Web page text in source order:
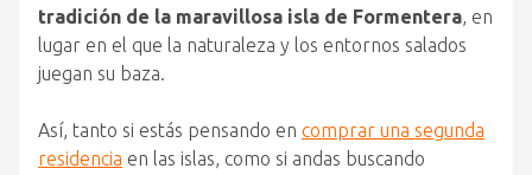
tradición de la maravillosa isla de Formentera, en
lugar en el que la naturaleza y los entornos salados
juegan su baza.
Así, tanto si estás pensando en comprar una segunda
residencia en las islas, como si andas buscando